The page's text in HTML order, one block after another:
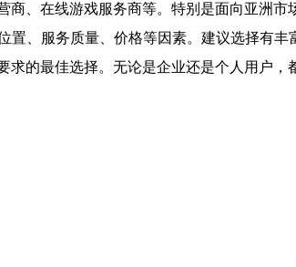
、在线游戏服务商等。特别是面向亚洲市
、服务质量、价格等因素。建议选择有
的最佳选择。无论是企业还是个人用户